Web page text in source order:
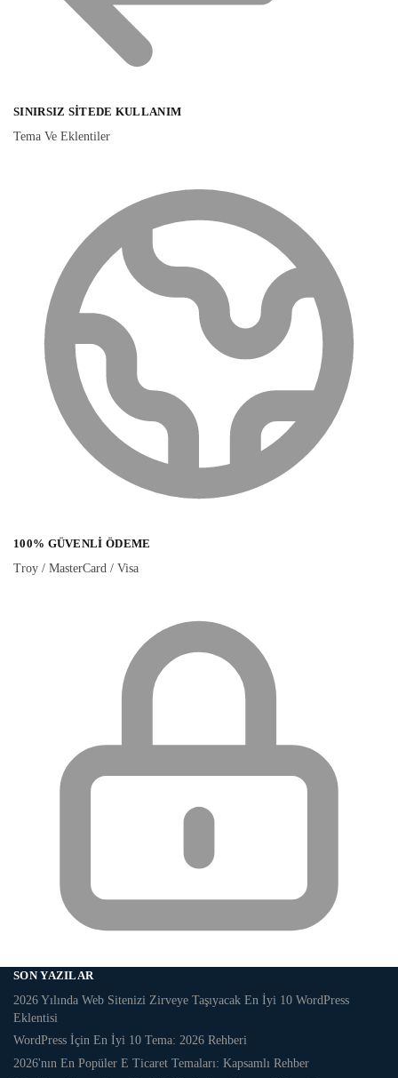
SINIRSIZ SITEDE KULLANIM
Tema Ve Eklentiler
100% GÜVENLI ÖDEME
Troy / MasterCard / Visa
SON YAZILAR
2026 Yılında Web Sitenizi Zirveye Taşıyacak En İyi 10 WordPress
Eklentisi
WordPress İçin En İyi 10 Tema: 2026 Rehberi
2026'nın En Popüler E Ticaret Temaları: Kapsamlı Rehber